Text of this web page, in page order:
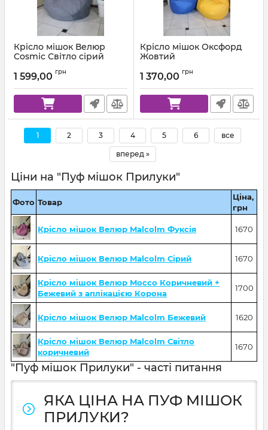
Крісло мішок Велюр
Cosmic Світло сірий
1 599,00 грн
Крісло мішок Оксфорд
Жовтий
1 370,00 грн
1 2 3 4 5 6 все
вперед »
Ціни на "Пуф мішок Прилуки"
Фото Товар
Ціна,
грн
Крісло мішок Велюр Malcolm Фуксія 1670
Крісло мішок Велюр Malcolm Сірий 1670
Крісло мішок Велюр Mocco Коричневий +
Бежевий з аплікацією Корона
1700
Крісло мішок Велюр Malcolm Бежевий 1620
Крісло мішок Велюр Malcolm Світло
коричневий
1670
"Пуф мішок Прилуки" - часті питання
ЯКА ЦІНА НА ПУФ МІШОК
ПРИЛУКИ?